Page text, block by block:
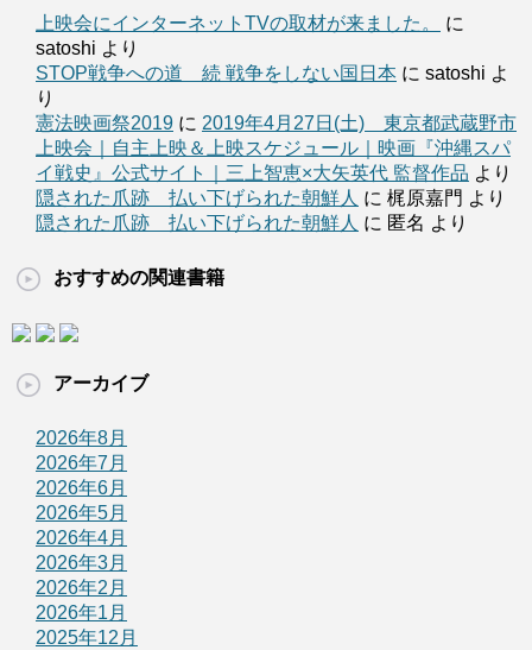
上映会にインターネットTVの取材が来ました。
に
satoshi より
STOP戦争への道 続 戦争をしない国日本 に satoshi よ
り
憲法映画祭2019 に 2019年4月27日(土) 東京都武蔵野市
上映会｜自主上映＆上映スケジュール｜映画『沖縄スパ
イ戦史』公式サイト｜三上智恵×大矢英代 監督作品 より
隠された爪跡 払い下げられた朝鮮人 に 梶原嘉門 より
隠された爪跡 払い下げられた朝鮮人 に 匿名 より
おすすめの関連書籍
アーカイブ
2026年8月
2026年7月
2026年6月
2026年5月
2026年4月
2026年3月
2026年2月
2026年1月
2025年12月